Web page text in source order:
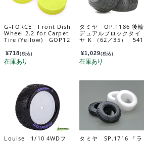
G-FORCE Front Dish
Wheel 2.2 for Carpet
Tire (Yellow) GOP12
¥718(税込)
タミヤ OP.1186 後輪
デュアルブロックタイ
ヤ K （62／35） 541
¥1,029(税込)
Louise 1/10 4WDフ
タミヤ SP.1716 「ラ